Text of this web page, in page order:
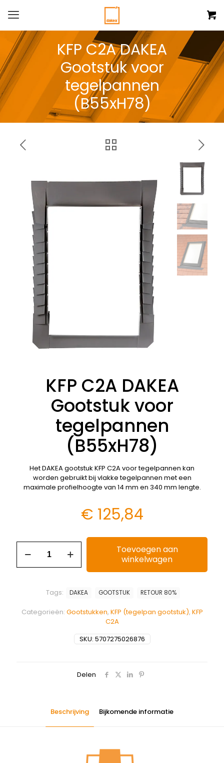
KFP C2A DAKEA
Gootstuk voor
tegelpannen
(B55xH78)
KFP C2A DAKEA
Gootstuk voor
tegelpannen
(B55xH78)
Het DAKEA gootstuk KFP C2A voor tegelpannen kan
worden gebruikt bij vlakke tegelpannen met een
maximale profielhoogte van 14 mm en 340 mm lengte.
€ 125,84
Toevoegen aan
winkelwagen
SKU: 5707275026876
Categorieën: Gootstukken, KFP (tegelpan gootstuk), KFP
C2A
Tags: DAKEA GOOTSTUK RETOUR 80%
Delen
Beschrijving Bijkomende informatie